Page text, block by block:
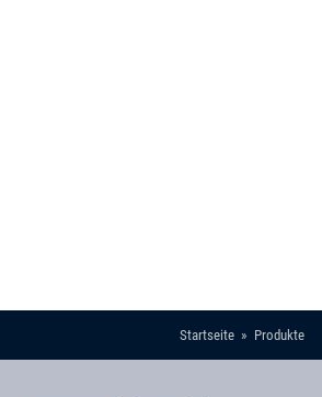
Startseite Produkte